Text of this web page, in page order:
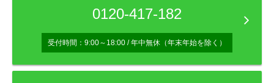
0120-417-182
受付時間：9:00～18:00 / 年中無休（年末年始を除く）